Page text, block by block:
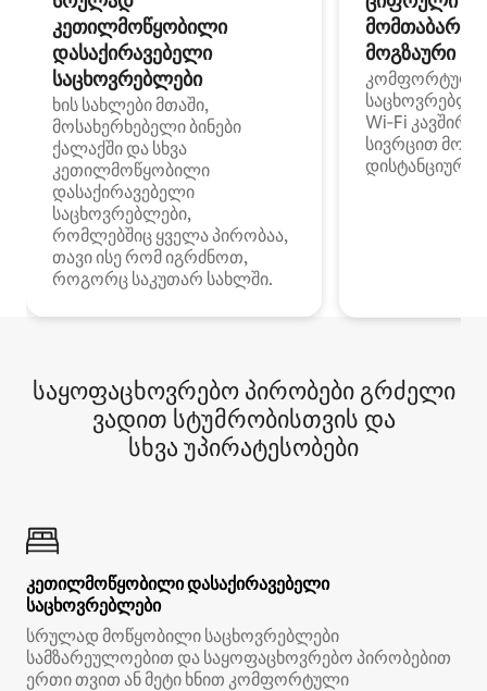
კეთილმოწყობილი
დასაქირავებელი
საცხოვრებლები
ხის სახლები მთაში,
მოსახერხებელი ბინები
ქალაქში და სხვა
კეთილმოწყობილი
დასაქირავებელი
საცხოვრებლები,
რომლებშიც ყველა პირობაა,
თავი ისე რომ იგრძნოთ,
როგორც საკუთარ სახლში.
მოგზაური
კომფორტული
Wi‑Fi
სივრცით
დისტანციური
საყოფაცხოვრებო პირობები გრძელი
ვადით სტუმრობისთვის და
სხვა უპირატესობები
კეთილმოწყობილი დასაქირავებელი
საცხოვრებლები
სრულად მოწყობილი საცხოვრებლები
სამზარეულოებით და საყოფაცხოვრებო პირობებით
ერთი თვით ან მეტი ხნით კომფორტული